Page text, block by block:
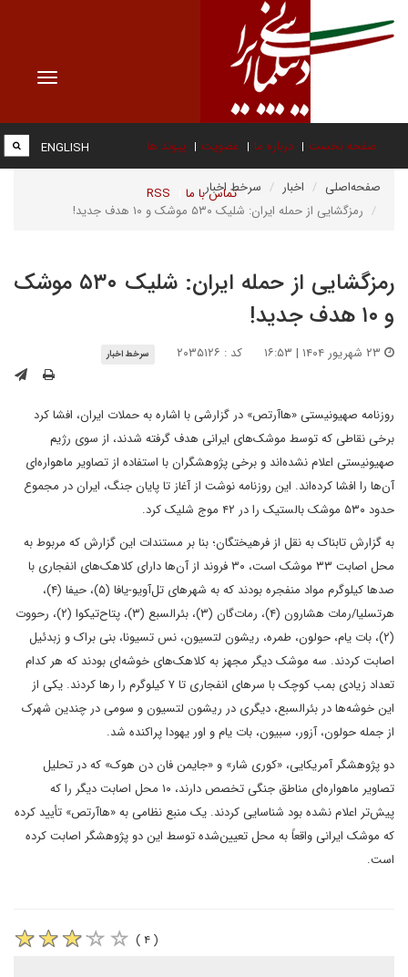
Toggle
صفحه نخست درباره ما عضویت پیوند ها
تماس با ما RSS
ENGLISH
صفحه‌اصلی اخبار
سرخط اخبار
رمزگشایی از حمله ایران: شلیک ۵۳۰ موشک و ۱۰ هدف جدید!
رمزگشایی از حمله ایران: شلیک ۵۳۰ موشک
و ۱۰ هدف جدید!
کد : ۲۰۳۵۱۲۶ سرخط اخبار
روزنامه صهیونیستی «هاآرتص» در گزارشی با اشاره به حملات ایران، افشا کرد
برخی نقاطی که توسط موشک‌های ایرانی هدف گرفته شدند، از سوی رژیم
صهیونیستی اعلام نشده‌اند و برخی پژوهشگران با استفاده از تصاویر ماهواره‌ای
آن‌ها را افشا کرده‌اند. این روزنامه نوشت از آغاز تا پایان جنگ، ایران در مجموع
حدود ۵۳۰ موشک بالستیک را در ۴۲ موج شلیک کرد.
به گزارش تابناک به نقل از فرهیختگان؛ بنا بر مستندات این گزارش که مربوط به
محل اصابت ۳۳ موشک است، ۳۰ فروند از آن‌ها دارای کلاهک‌های انفجاری با
صدها کیلوگرم مواد منفجره بودند که به شهرهای تل‌آویو-یافا (۵)، حیفا (۴)،
هرتسلیا/رمات هشارون (۴)، رمات‌گان (۳)، بئرالسبع (۳)، پتاح‌تیکوا (۲)، رحووت
(۲)، بات یام، حولون، طمره، ریشون لتسیون، نس تسیونا، بنی براک و زبدئیل
اصابت کردند. سه موشک دیگر مجهز به کلاهک‌های خوشه‌ای بودند که هر کدام
تعداد زیادی بمب کوچک با سرهای انفجاری تا ۷ کیلوگرم را رها کردند. یکی از
این خوشه‌ها در بئرالسبع، دیگری در ریشون لتسیون و سومی در چندین شهرک
از جمله حولون، آزور، سبیون، بات یام و اور یهودا پراکنده شد.
دو پژوهشگر آمریکایی، «کوری شار» و «جایمن فان دن هوک» که در تحلیل
تصاویر ماهواره‌ای مناطق جنگی تخصص دارند، ۱۰ محل اصابت دیگر را که
پیش‌تر اعلام نشده بود شناسایی کردند. یک منبع نظامی به «هاآرتص» تأیید کرده
که موشک ایرانی واقعاً به محل تعیین‌شده توسط این دو پژوهشگر اصابت کرده
است.
( ۴ )